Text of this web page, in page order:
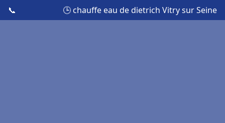
📞 🕒 chauffe eau de dietrich Vitry sur Seine